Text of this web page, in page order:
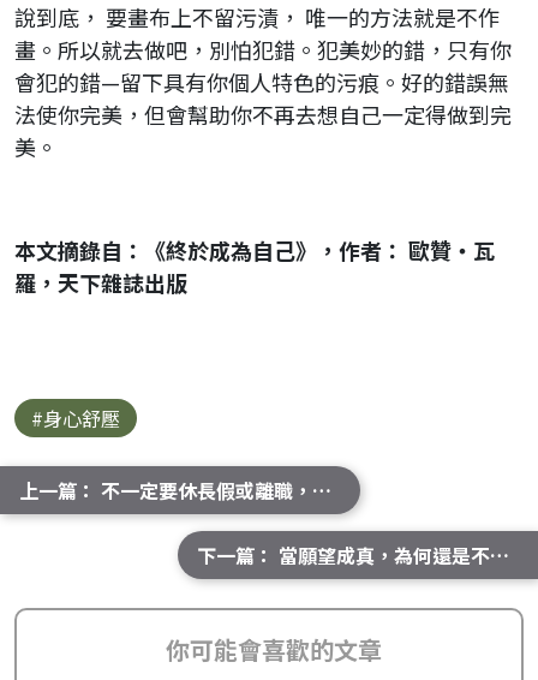
說到底， 要畫布上不留污漬， 唯一的方法就是不作
畫。所以就去做吧，別怕犯錯。犯美妙的錯，只有你
會犯的錯—留下具有你個人特色的污痕。好的錯誤無
法使你完美，但會幫助你不再去想自己一定得做到完
美。
本文摘錄自：《終於成為自己》，作者： 歐贊‧瓦
羅，天下雜誌出版
#身心舒壓
上一篇： 不一定要休長假或離職，在生活中也可以練習出走
下一篇： 當願望成真，為何還是不快樂？當心陷入嫉妒的執念
你可能會喜歡的文章